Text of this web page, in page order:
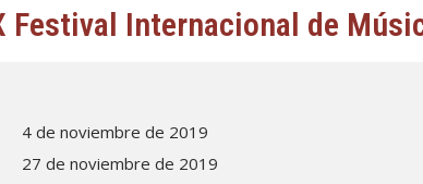
Festival Internacional de
4 de noviembre de 2019
27 de noviembre de 2019